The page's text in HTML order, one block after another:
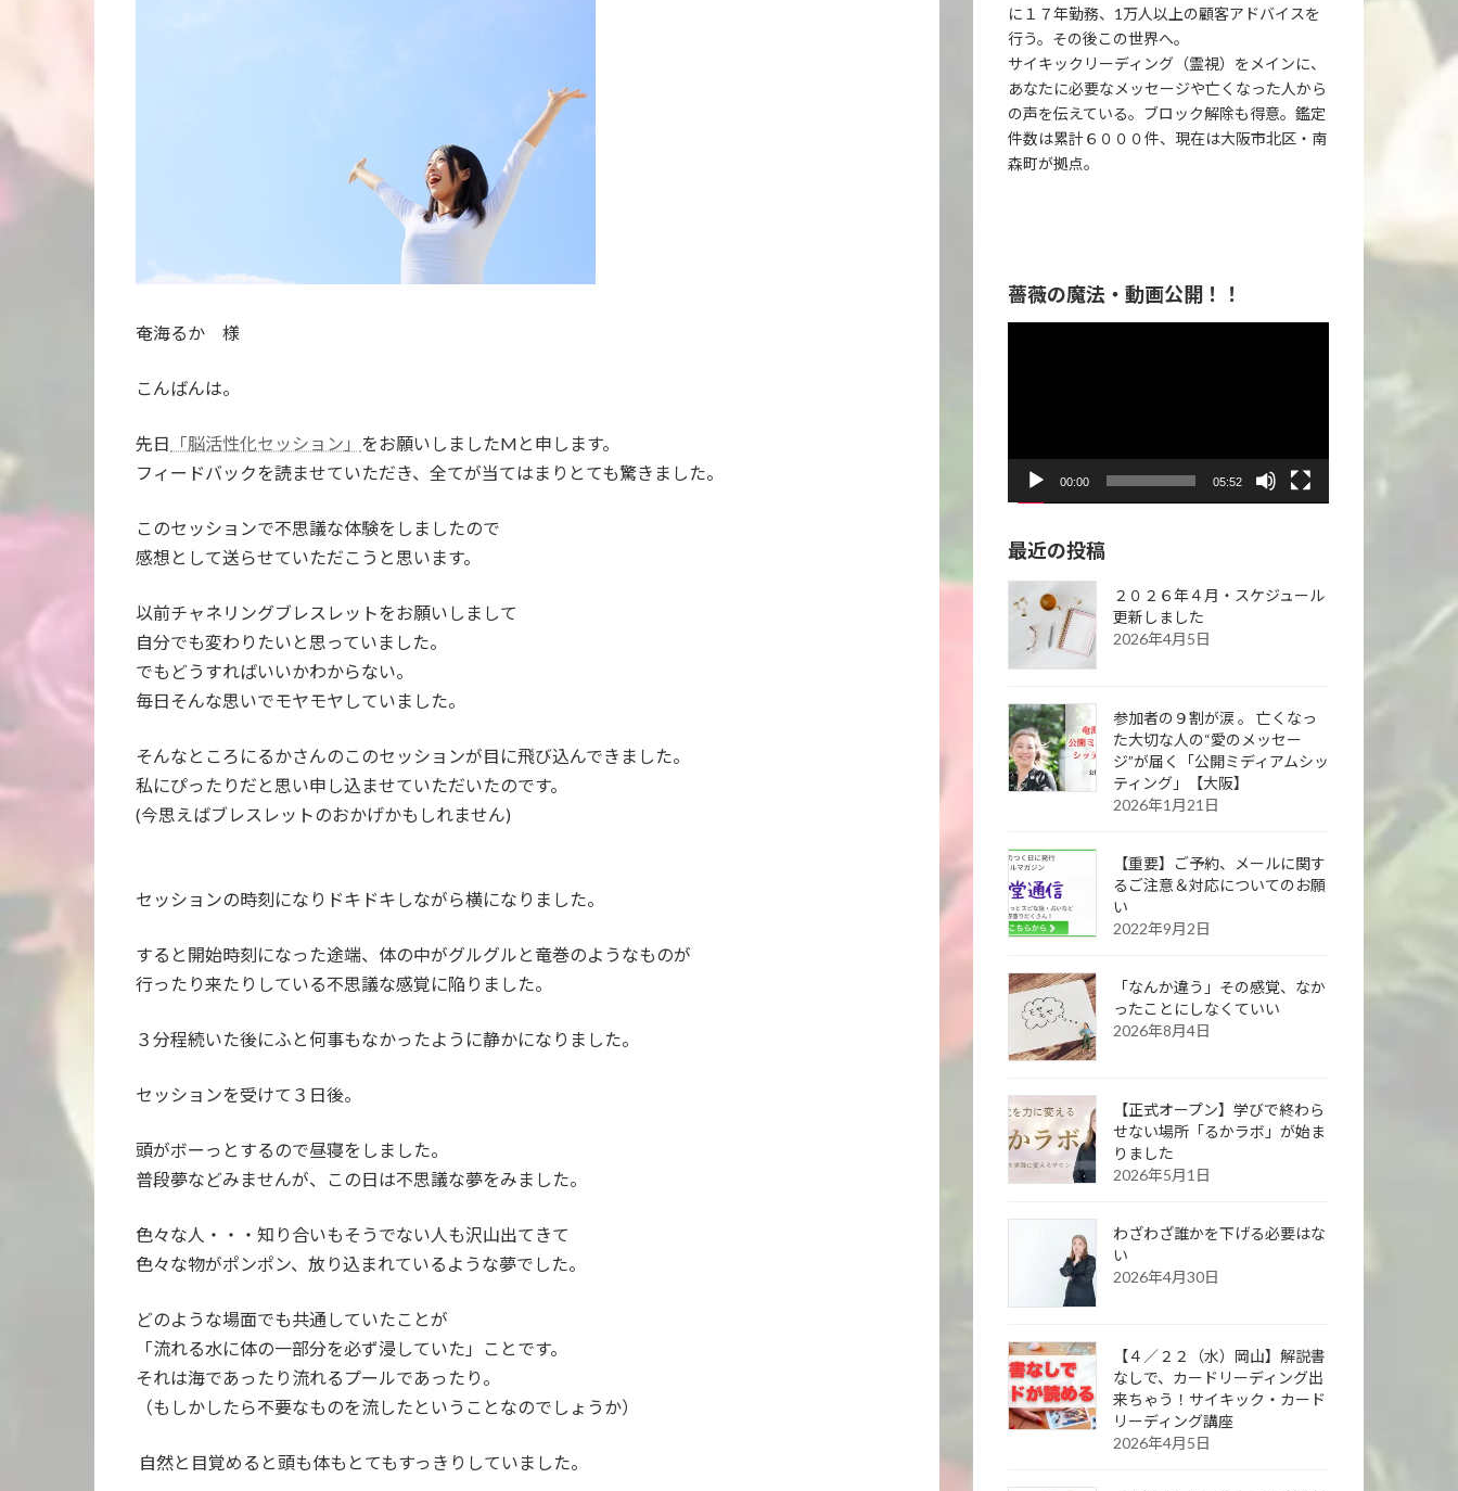
奄海るか 様
こんばんは。
先日 「脳活性化セッション」 をお願いしましたMと申します。
フィードバックを読ませていただき、全てが当てはまりとても驚きました。
このセッションで不思議な体験をしましたので
感想として送らせていただこうと思います。
以前チャネリングブレスレットをお願いしまして
自分でも変わりたいと思っていました。
でもどうすればいいかわからない。
毎日そんな思いでモヤモヤしていました。
そんなところにるかさんのこのセッションが目に飛び込んできました。
私にぴったりだと思い申し込ませていただいたのです。
(今思えばブレスレットのおかげかもしれません)
セッションの時刻になりドキドキしながら横になりました。
すると開始時刻になった途端、体の中がグルグルと竜巻のようなものが
行ったり来たりしている不思議な感覚に陥りました。
３分程続いた後にふと何事もなかったように静かになりました。
セッションを受けて３日後。
頭がボーっとするので昼寝をしました。
普段夢などみませんが、この日は不思議な夢をみました。
色々な人・・・知り合いもそうでない人も沢山出てきて
色々な物がポンポン、放り込まれているような夢でした。
どのような場面でも共通していたことが
「流れる水に体の一部分を必ず浸していた」ことです。
それは海であったり流れるプールであったり。
（もしかしたら不要なものを流したということなのでしょうか）
自然と目覚めると頭も体もとてもすっきりしていました。
に１７年勤務、1万人以上の顧客アドバイスを
行う。その後この世界へ。
サイキックリーディング（霊視）をメインに、
あなたに必要なメッセージや亡くなった人から
の声を伝えている。ブロック解除も得意。鑑定
件数は累計６０００件、現在は大阪市北区・南
森町が拠点。
薔薇の魔法・動画公開！！
ヤ
00:00 05:52
最近の投稿
２０２６年４月・スケジュール
更新しました
2026年4月5日
参加者の９割が涙 。 亡くなっ
た大切な人の“愛のメッセー
ジ”が届く「公開ミディアムシッ
ティング」【大阪】
2026年1月21日
【重要】ご予約、メールに関す
るご注意＆対応についてのお願
い
2022年9月2日
「なんか違う」その感覚、なか
ったことにしなくていい
2026年8月4日
【正式オープン】学びで終わら
せない場所「るかラボ」が始ま
りました
2026年5月1日
わざわざ誰かを下げる必要はな
い
2026年4月30日
【４／２２（水）岡山】解説書
なしで、カードリーディング出
来ちゃう！サイキック・カード
リーディング講座
2026年4月5日